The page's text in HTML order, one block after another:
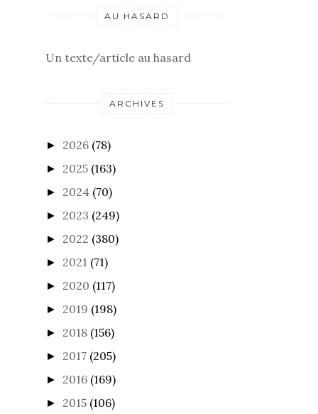
AU HASARD
Un texte/article au hasard
ARCHIVES
► 2026 (78)
► 2025 (163)
► 2024 (70)
► 2023 (249)
► 2022 (380)
► 2021 (71)
► 2020 (117)
► 2019 (198)
► 2018 (156)
► 2017 (205)
► 2016 (169)
► 2015 (106)